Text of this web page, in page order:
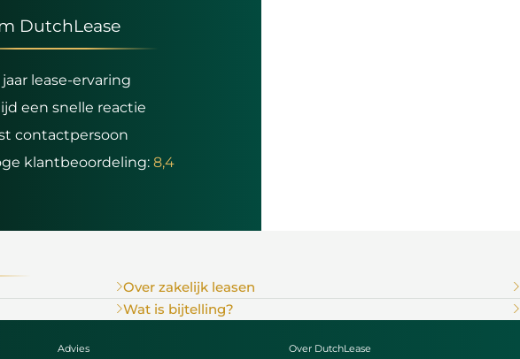
DutchLease
lease-ervaring
een snelle reactie
contactpersoon
klantbeoordeling: 8,4
Over zakelijk leasen
Wat is bijtelling?
Advies Over DutchLease